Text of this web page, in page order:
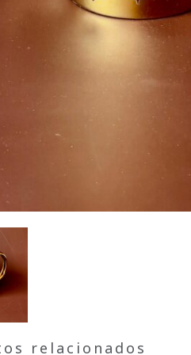
relacionados